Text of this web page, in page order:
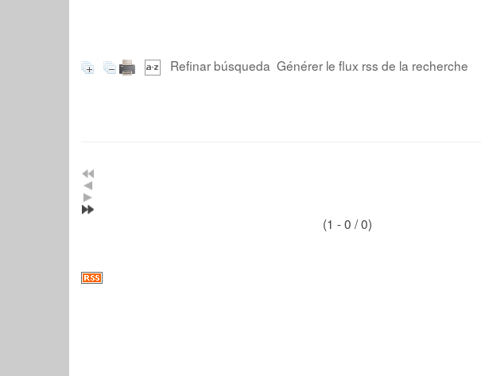
Refinar búsqueda Générer le flux rss de la recherche
(1 - 0 / 0)